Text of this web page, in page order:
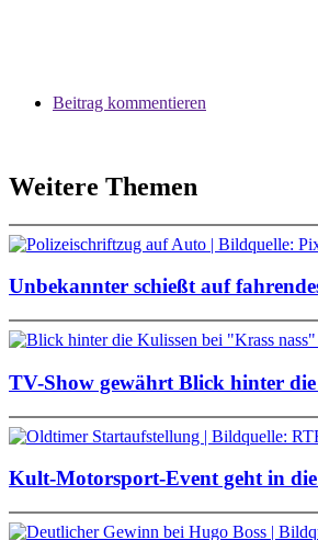
Beitrag kommentieren
Weitere Themen
Unbekannter schießt auf
TV-Show gewährt Blick hinter die
Kult-Motorsport-Event geht in die